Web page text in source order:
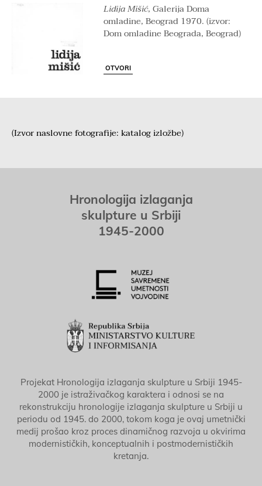
Lidija Mišić, Galerija Doma
omladine, Beograd 1970. (izvor:
Dom omladine Beograda, Beograd)
OTVORI
(Izvor naslovne fotografije: katalog izložbe)
Hronologija izlaganja
skulpture u Srbiji
1945-2000
Projekat Hronologija izlaganja skulpture u Srbiji 1945-
2000 je istraživačkog karaktera i odnosi se na
rekonstrukciju hronologije izlaganja skulpture u Srbiji u
periodu od 1945. do 2000, tokom koga je ovaj umetnički
medij prošao kroz proces dinamičnog razvoja u okvirima
modernističkih, konceptualnih i postmodernističkih
kretanja.